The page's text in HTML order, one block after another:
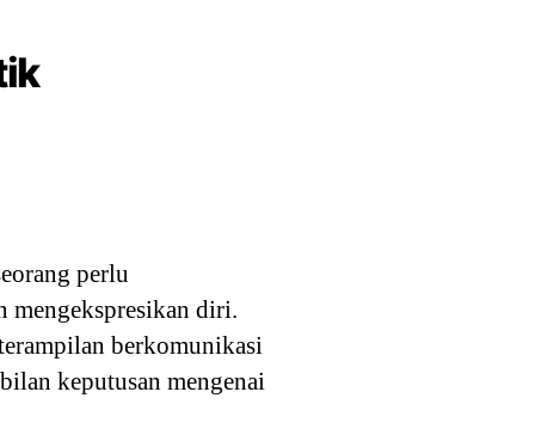
perlu
mengekspresikan diri.
berkomunikasi
keputusan mengenai